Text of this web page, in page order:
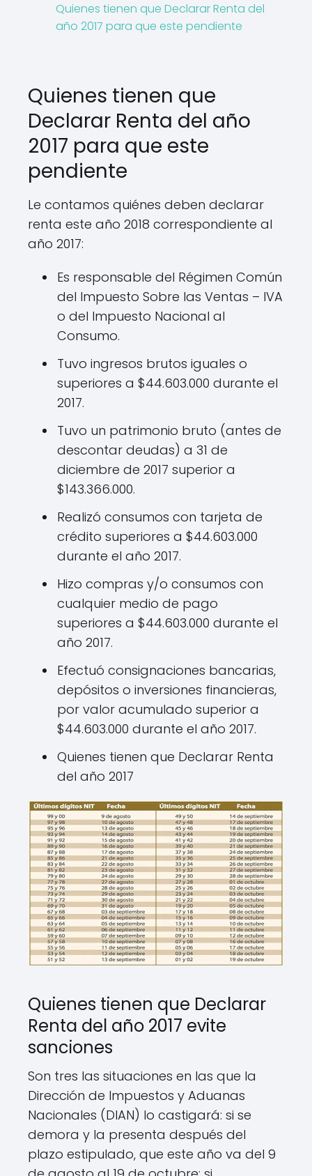
Quienes tienen que Declarar Renta del
año 2017 para que este pendiente
Quienes tienen que
Declarar Renta del año
2017 para que este
pendiente
Le contamos quiénes deben declarar
renta este año 2018 correspondiente al
año 2017:
Es responsable del Régimen Común
del Impuesto Sobre las Ventas – IVA
o del Impuesto Nacional al
Consumo.
Tuvo ingresos brutos iguales o
superiores a $44.603.000 durante el
2017.
Tuvo un patrimonio bruto (antes de
descontar deudas) a 31 de
diciembre de 2017 superior a
$143.366.000.
Realizó consumos con tarjeta de
crédito superiores a $44.603.000
durante el año 2017.
Hizo compras y/o consumos con
cualquier medio de pago
superiores a $44.603.000 durante el
año 2017.
Efectuó consignaciones bancarias,
depósitos o inversiones financieras,
por valor acumulado superior a
$44.603.000 durante el año 2017.
Quienes tienen que Declarar Renta
del año 2017
Quienes tienen que Declarar
Renta del año 2017 evite
sanciones
Son tres las situaciones en las que la
Dirección de Impuestos y Aduanas
Nacionales (DIAN) lo castigará: si se
demora y la presenta después del
plazo estipulado, que este año va del 9